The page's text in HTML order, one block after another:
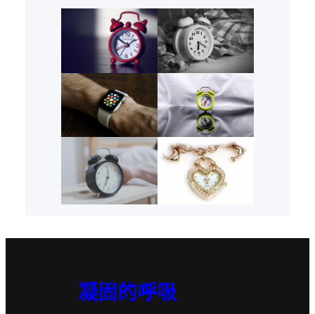
凝固的呼吸